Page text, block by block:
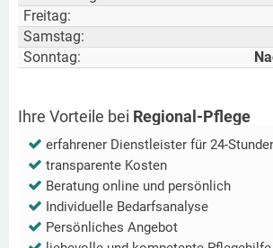
Freitag:
Samstag:
Sonntag:
Ihre Vorteile bei Regional-Pflege
erfahrener Dienstleister für 24-
transparente Kosten
Beratung online und persönlich
Individuelle Bedarfsanalyse
Persönliches Angebot